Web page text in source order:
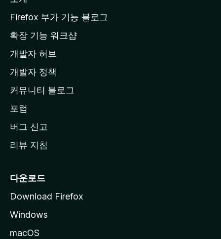
a
페
이
지
이
동
Firefox 부가 기능 블로그
확장 기능 워크샵
개발자 허브
개발자 정책
커뮤니티 블로그
포럼
버그 신고
리뷰 지침
다운로드
Download Firefox
Windows
macOS